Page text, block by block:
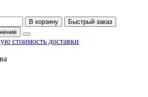
В корзину
Быстрый заказ
стоимость доставки